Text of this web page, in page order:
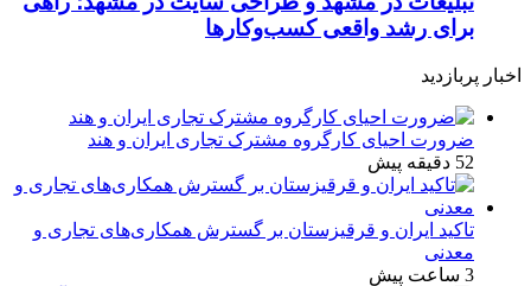
برای رشد واقعی کسب‌وکارها
اخبار پربازدید
ضرورت احیای کارگروه مشترک تجاری ایران و هند
52 دقیقه پیش
تاکید ایران و قرقیزستان بر گسترش همکاری‌های تجاری و
معدنی
3 ساعت پیش